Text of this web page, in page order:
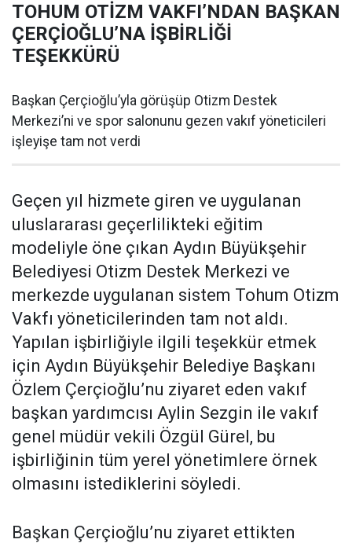
TOHUM OTİZM VAKFI’NDAN BAŞKAN
ÇERÇİOĞLU’NA İŞBİRLİĞİ
TEŞEKKÜRÜ
Başkan Çerçioğlu’yla görüşüp Otizm Destek
Merkezi’ni ve spor salonunu gezen vakıf yöneticileri
işleyişe tam not verdi
Geçen yıl hizmete giren ve uygulanan
uluslararası geçerlilikteki eğitim
modeliyle öne çıkan Aydın Büyükşehir
Belediyesi Otizm Destek Merkezi ve
merkezde uygulanan sistem Tohum Otizm
Vakfı yöneticilerinden tam not aldı.
Yapılan işbirliğiyle ilgili teşekkür etmek
için Aydın Büyükşehir Belediye Başkanı
Özlem Çerçioğlu’nu ziyaret eden vakıf
başkan yardımcısı Aylin Sezgin ile vakıf
genel müdür vekili Özgül Gürel, bu
işbirliğinin tüm yerel yönetimlere örnek
olmasını istediklerini söyledi.
Başkan Çerçioğlu’nu ziyaret ettikten